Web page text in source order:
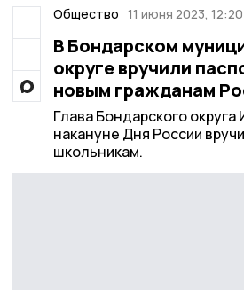
Общество 11 июня 2023, 12:20
В Бондарском
округе вручили
новым гражданам
Глава Бондарского округа
накануне Дня России
школьникам.